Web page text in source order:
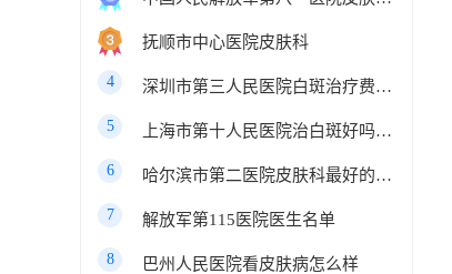
抚顺市中心医院皮肤科
4 深圳市第三人民医院白斑治疗费用多少
5 上海市第十人民医院治白斑好吗知乎
6 哈尔滨市第二医院皮肤科最好的医生
7 解放军第115医院医生名单
8 巴州人民医院看皮肤病怎么样